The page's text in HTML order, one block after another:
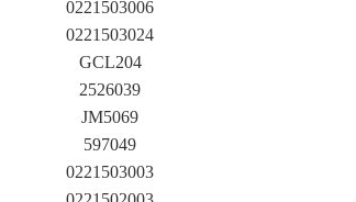
0221503006
0221503024
GCL204
2526039
JM5069
597049
0221503003